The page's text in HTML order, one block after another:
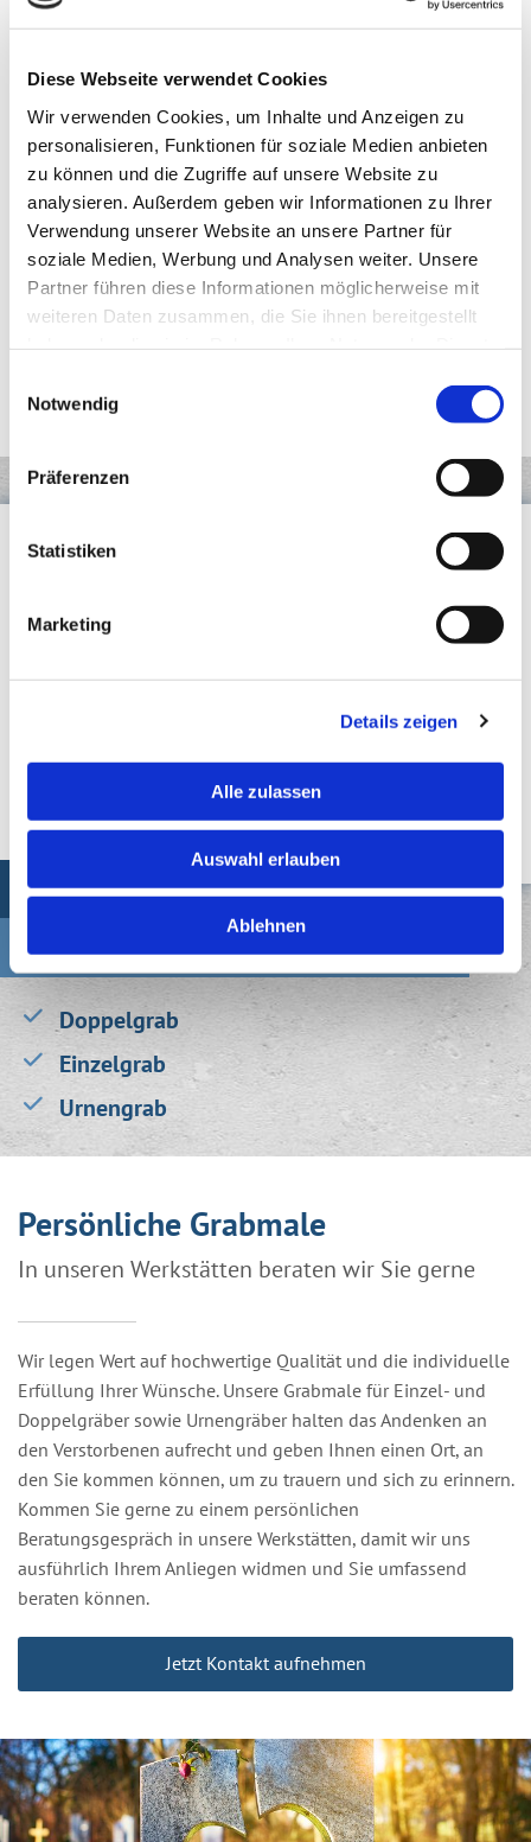
Diese Webseite verwendet Cookies
Wir verwenden Cookies, um Inhalte und Anzeigen zu
personalisieren, Funktionen für soziale Medien anbieten
zu können und die Zugriffe auf unsere Website zu
analysieren. Außerdem geben wir Informationen zu Ihrer
Verwendung unserer Website an unsere Partner für
soziale Medien, Werbung und Analysen weiter. Unsere
Partner führen diese Informationen möglicherweise mit
weiteren Daten zusammen, die Sie ihnen bereitgestellt
Notwendig
Präferenzen
Statistiken
Marketing
Details zeigen
Alle zulassen
Auswahl erlauben
Ablehnen
02683 31439
Bitte vorab Termin vereinbaren
08:00 - 18:00
Linz am Rhein
02644 3698
Bitte vorab Termin vereinbaren
Montag - Freitag
08:00 - 12:00
Grabmale
Hochwertig & individuell
Doppelgrab
Einzelgrab
Urnengrab
Persönliche Grabmale
In unseren Werkstätten beraten wir Sie gerne
Wir legen Wert auf hochwertige Qualität und die individuelle
Erfüllung Ihrer Wünsche. Unsere Grabmale für Einzel- und
Doppelgräber sowie Urnengräber halten das Andenken an
den Verstorbenen aufrecht und geben Ihnen einen Ort, an
den Sie kommen können, um zu trauern und sich zu erinnern.
Kommen Sie gerne zu einem persönlichen
Beratungsgespräch in unsere Werkstätten, damit wir uns
ausführlich Ihrem Anliegen widmen und Sie umfassend
beraten können.
Jetzt Kontakt aufnehmen